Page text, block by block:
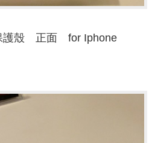
護殼 正面 for Iphone